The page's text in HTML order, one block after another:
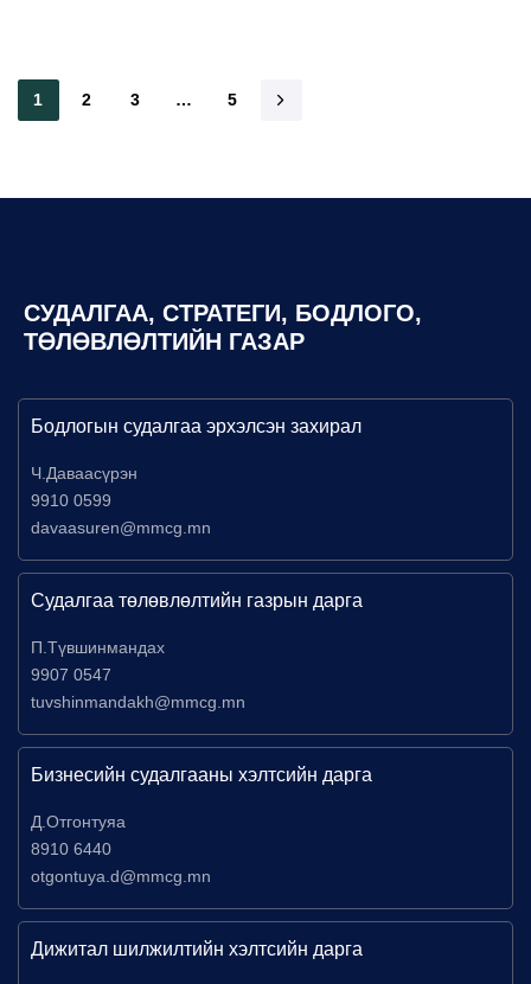
1 2 3 … 5
СУДАЛГАА, СТРАТЕГИ, БОДЛОГО,
ТӨЛӨВЛӨЛТИЙН ГАЗАР
Бодлогын судалгаа эрхэлсэн захирал
Ч.Даваасүрэн
9910 0599
davaasuren@mmcg.mn
Судалгаа төлөвлөлтийн газрын дарга
П.Түвшинмандах
9907 0547
tuvshinmandakh@mmcg.mn
Бизнесийн судалгааны хэлтсийн дарга
Д.Отгонтуяа
8910 6440
otgontuya.d@mmcg.mn
Дижитал шилжилтийн хэлтсийн дарга